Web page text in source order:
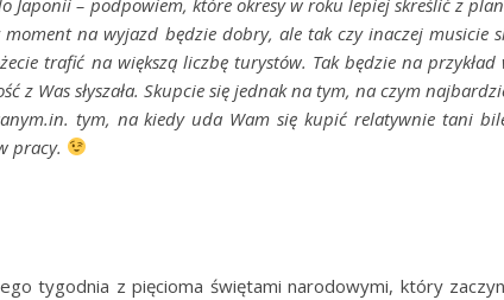
moment na wyjazd będzie dobry, ale tak czy inaczej musicie
trafić na większą liczbę turystów. Tak będzie na przykład
z Was słyszała. Skupcie się jednak na tym, na czym
tym, na kiedy uda Wam się kupić relatywnie tani
pracy.
tygodnia z pięcioma świętami narodowymi, który